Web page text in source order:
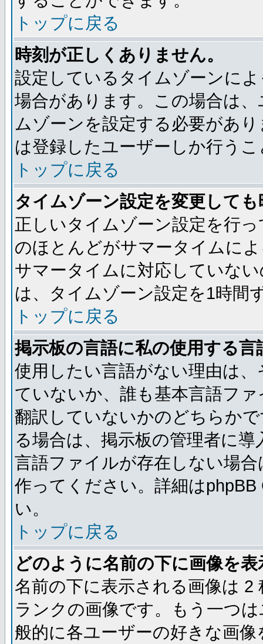
トップに戻る
時刻が正しくありません。
設定しているタイムゾーンに
場合があります。この場合は
ムゾーンを設定する必要があ
は登録したユーザーしか行う
トップに戻る
タイムゾーン設定を変更して
正しいタイムゾーン設定を行
のほとんどがサマータイムに
サマータイムに対応していな
は、タイムゾーン設定を1時間
トップに戻る
掲示板の言語に私の使用する
使用したい言語がない理由は
ていないか、誰も基本言語フ
翻訳していないかのどちらか
る場合は、掲示板の管理者に
言語ファイルが存在しない場
作ってください。詳細は
い。
トップに戻る
どのように名前の下に画像を
名前の下に表示される画像は
ランクの画像です。もう一つ
般的に各ユーザーの好きな画